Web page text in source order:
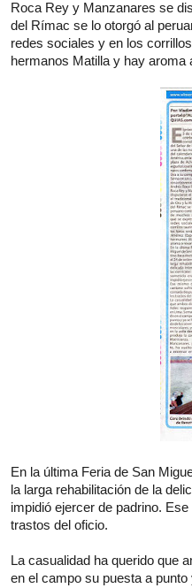
Roca Rey y Manzanares se
del Rímac se lo otorgó al
redes sociales y en los
hermanos Matilla y hay aroma
En la última Feria de San
la larga rehabilitación de la
impidió ejercer de padrino.
trastos del oficio.
La casualidad ha querido que
en el campo su puesta a
comercial siempre que se